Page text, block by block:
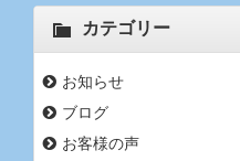
カテゴリー
お知らせ
ブログ
お客様の声